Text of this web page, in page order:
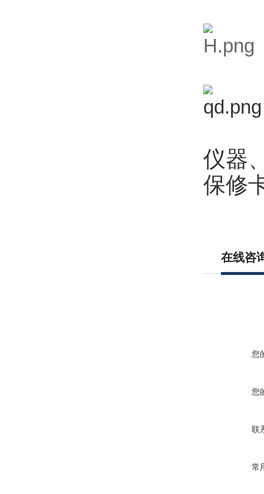
仪器
保修
在线咨
您
您
联
常